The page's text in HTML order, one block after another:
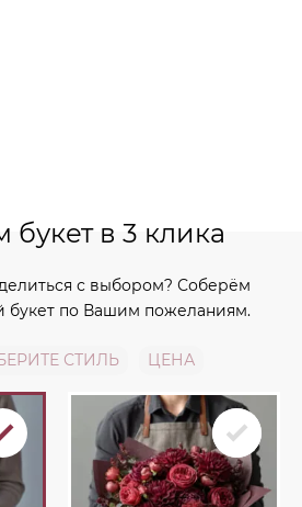
букет в 3 клика
с выбором? Соберём
букет по Вашим пожеланиям.
СТИЛЬ ЦЕНА